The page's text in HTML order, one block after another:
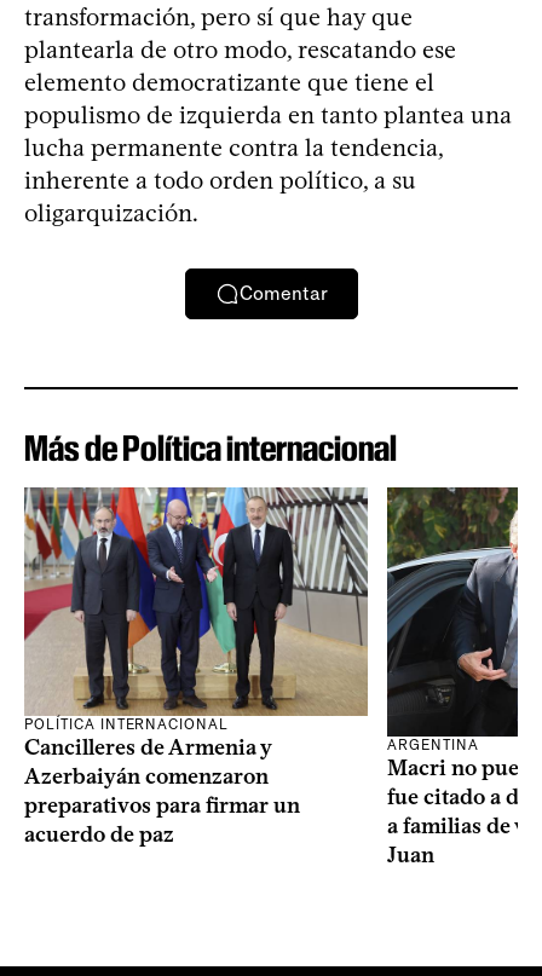
transformación, pero sí que hay que
plantearla de otro modo, rescatando ese
elemento democratizante que tiene el
populismo de izquierda en tanto plantea una
lucha permanente contra la tendencia,
inherente a todo orden político, a su
oligarquización.
Comentar
Más de Política internacional
POLÍTICA INTERNACIONAL
Cancilleres de Armenia y
Azerbaiyán comenzaron
preparativos para firmar un
acuerdo de paz
ARGENTINA
Macri no
fue citado a
a familias de
Juan